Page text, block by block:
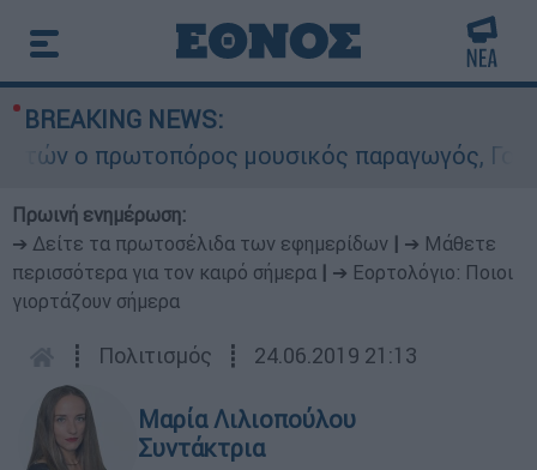
BREAKING NEWS:
ο πρωτοπόρος μουσικός παραγωγός,
Πρωινή ενημέρωση:
➔ Δείτε τα πρωτοσέλιδα των εφημερίδων
➔ Μάθετε
περισσότερα για τον καιρό σήμερα
➔ Εορτολόγιο: Ποιοι
γιορτάζουν σήμερα
┋ Πολιτισμός ┋ 24.06.2019 21:13
Μαρία Λιλιοπούλου
Συντάκτρια